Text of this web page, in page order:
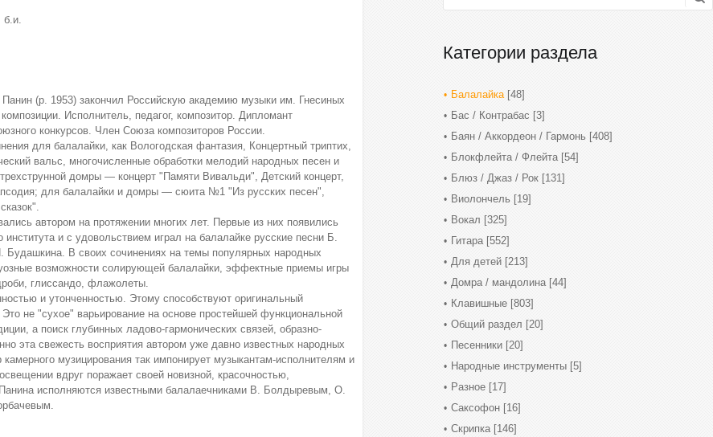
б.и.
Панин (р. 1953) закончил Российскую академию музыки им. Гнесиных
Исполнитель, педагог, композитор. Дипломант
конкурсов. Член Союза композиторов России.
для балалайки, как Вологодская фантазия, Концертный триптих,
вальс, многочисленные обработки мелодий народных песен и
домры — концерт "Памяти Вивальди", Детский концерт,
для балалайки и домры — сюита №1 "Из русских песен",
автором на протяжении многих лет. Первые из них появились
и с удовольствием играл на балалайке русские песни Б.
В своих сочинениях на темы популярных народных
возможности солирующей балалайки, эффектные приемы игры
глиссандо, флажолеты.
и утонченностью. Этому способствуют оригинальный
не "сухое" варьирование на основе простейшей функциональной
а поиск глубинных ладово-гармонических связей, образно-
эта свежесть восприятия автором уже давно известных народных
музицирования так импонирует музыкантам-исполнителям и
вдруг поражает своей новизной, красочностью,
исполняются известными балалаечниками В. Болдыревым, О.
Категории раздела
Балалайка [48]
Бас / Контрабас [3]
Баян / Аккордеон / Гармонь [408]
Блокфлейта / Флейта [54]
Блюз / Джаз / Рок [131]
Виолончель [19]
Вокал [325]
Гитара [552]
Для детей [213]
Домра / мандолина [44]
Клавишные [803]
Общий раздел [20]
Песенники [20]
Народные инструменты [5]
Разное [17]
Саксофон [16]
Скрипка [146]